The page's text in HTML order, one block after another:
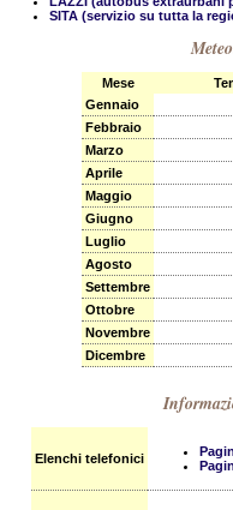
SITA (servizio su tutta la
Mese
Gennaio
Febbraio
Marzo
Aprile
Maggio
Giugno
Luglio
Agosto
Settembre
Ottobre
Novembre
Dicembre
Elenchi telefonici